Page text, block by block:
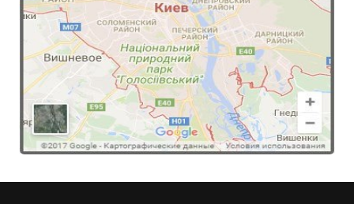
Женское платье с разрезом сзади
560.00грн.